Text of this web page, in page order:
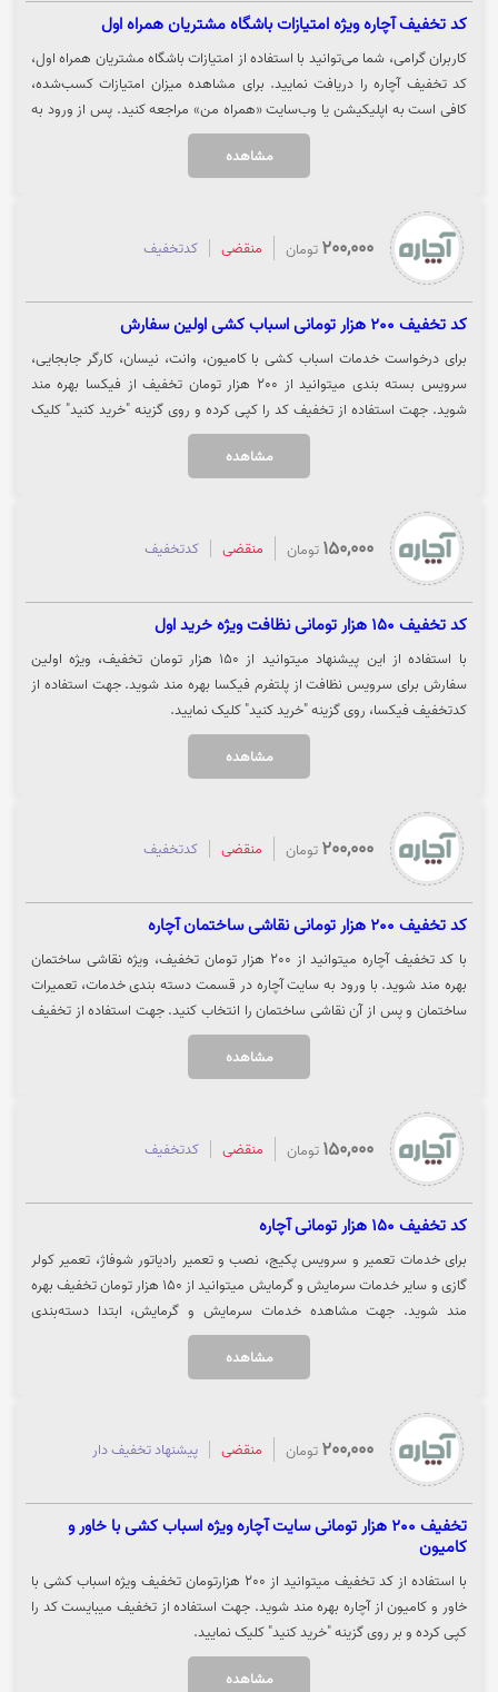
کد تخفیف آچاره ویژه امتیازات باشگاه مشتریان همراه اول
کاربران گرامی، شما می‌توانید با استفاده از امتیازات باشگاه مشتریان همراه اول،
کد تخفیف آچاره را دریافت نمایید. برای مشاهده میزان امتیازات کسب‌شده،
کافی است به اپلیکیشن یا وب‌سایت «همراه من» مراجعه کنید. پس از ورود به
حساب کاربری و انتخاب بخش «باشگاه مشتریان»، مجموع امتیازهایی که
تاکنون از استفاده از خدمات همراه اول دریافت کرده‌اید نمایش داده می‌شود و با
خواهد شد. جهت استفاده از کد تخفیف آچاره، روی گزینه «خرید کنید» کلیک
نمایید.
مشاهده
200,000 تومان منقضی کدتخفیف
کد تخفیف 200 هزار تومانی اسباب کشی اولین سفارش
برای درخواست خدمات اسباب کشی با کامیون، وانت، نیسان، کارگر جابجایی،
سرویس بسته بندی میتوانید از 200 هزار تومان تخفیف از فیکسا بهره مند
شوید. جهت استفاده از تخفیف کد را کپی کرده و روی گزینه "خرید کنید" کلیک
مشاهده
150,000 تومان منقضی کدتخفیف
کد تخفیف 150 هزار تومانی نظافت ویژه خرید اول
با استفاده از این پیشنهاد میتوانید از 150 هزار تومان تخفیف، ویژه اولین
سفارش برای سرویس نظافت از پلتفرم فیکسا بهره مند شوید. جهت استفاده از
کدتخفیف فیکسا، روی گزینه "خرید کنید" کلیک نمایید.
مشاهده
200,000 تومان منقضی کدتخفیف
کد تخفیف 200 هزار تومانی نقاشی ساختمان آچاره
با کد تخفیف آچاره میتوانید از 200 هزار تومان تخفیف، ویژه نقاشی ساختمان
بهره مند شوید. با ورود به سایت آچاره در قسمت دسته بندی خدمات، تعمیرات
ساختمان و پس از آن نقاشی ساختمان را انتخاب کنید. جهت استفاده از تخفیف
و کد را کپی کرده و بر روی گزینه "خرید کنید" کلیک نمایید.
مشاهده
150,000 تومان منقضی کدتخفیف
کد تخفیف 150 هزار تومانی آچاره
برای خدمات تعمیر و سرویس پکیج، نصب و تعمیر رادیاتور شوفاژ، تعمیر کولر
گازی و سایر خدمات سرمایش و گرمایش میتوانید از 150 هزار تومان تخفیف بهره
مند شوید. جهت مشاهده خدمات سرمایش و گرمایش، ابتدا دسته‌بندی
ساختمان و سپس دسته‌بندی سرمایش و گرمایش را انتخاب کنید تا لیست
خدمات به شما نمایش داده شود. جهت استفاده از این کد تخفیف و ورود به
مشاهده
200,000 تومان منقضی پیشنهاد تخفیف دار
تخفیف 200 هزار تومانی سایت آچاره ویژه اسباب کشی با خاور و
کامیون
با استفاده از کد تخفیف میتوانید از 200 هزارتومان تخفیف ویژه اسباب کشی با
خاور و کامیون از آچاره بهره مند شوید. جهت استفاده از تخفیف میبایست کد را
کپی کرده و بر روی گزینه "خرید کنید" کلیک نمایید.
مشاهده